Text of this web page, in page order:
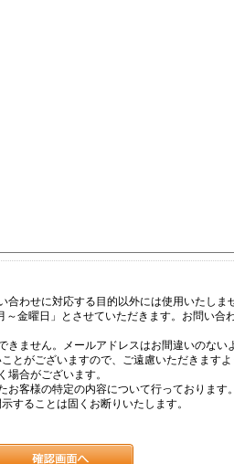
わせに対応する目的以外には使用いたしま
金曜日」とさせていただきます。お問い合
ません。メールアドレスはお間違いのない
がございますので、ご遠慮いただきますよ
合がございます。
客様の特定の内容について行っております
することは固くお断りいたします。